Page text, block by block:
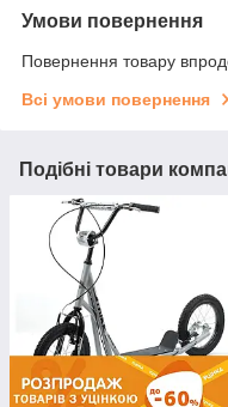
Умови повернення
Повернення товару
Всі умови повернення
Подібні товари